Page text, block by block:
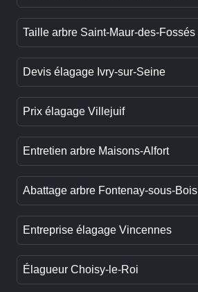
Taille arbre Saint-Maur-des-Fossés
Devis élagage Ivry-sur-Seine
Prix élagage Villejuif
Entretien arbre Maisons-Alfort
Abattage arbre Fontenay-sous-Bois
Entreprise élagage Vincennes
Élagueur Choisy-le-Roi